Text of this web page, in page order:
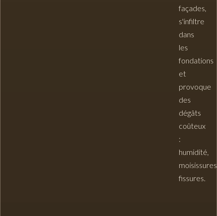
façades,
s'infiltre
dans
les
fondations
et
provoque
des
dégâts
coûteux
:
humidité,
fissures.